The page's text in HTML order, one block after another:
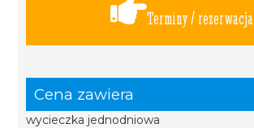
Terminy / rezerwacja
Cena zawiera
wycieczka jednodniowa